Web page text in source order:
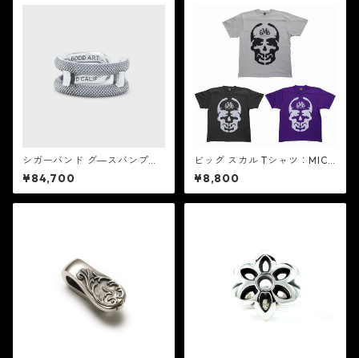
シガーバンド グ―スバンプス
：Good Art HLYWD グッド
アート ハリウッド
¥84,700
ビッグ スカル Tシャツ：MIC&
Co. ミック アンド コー
¥8,800